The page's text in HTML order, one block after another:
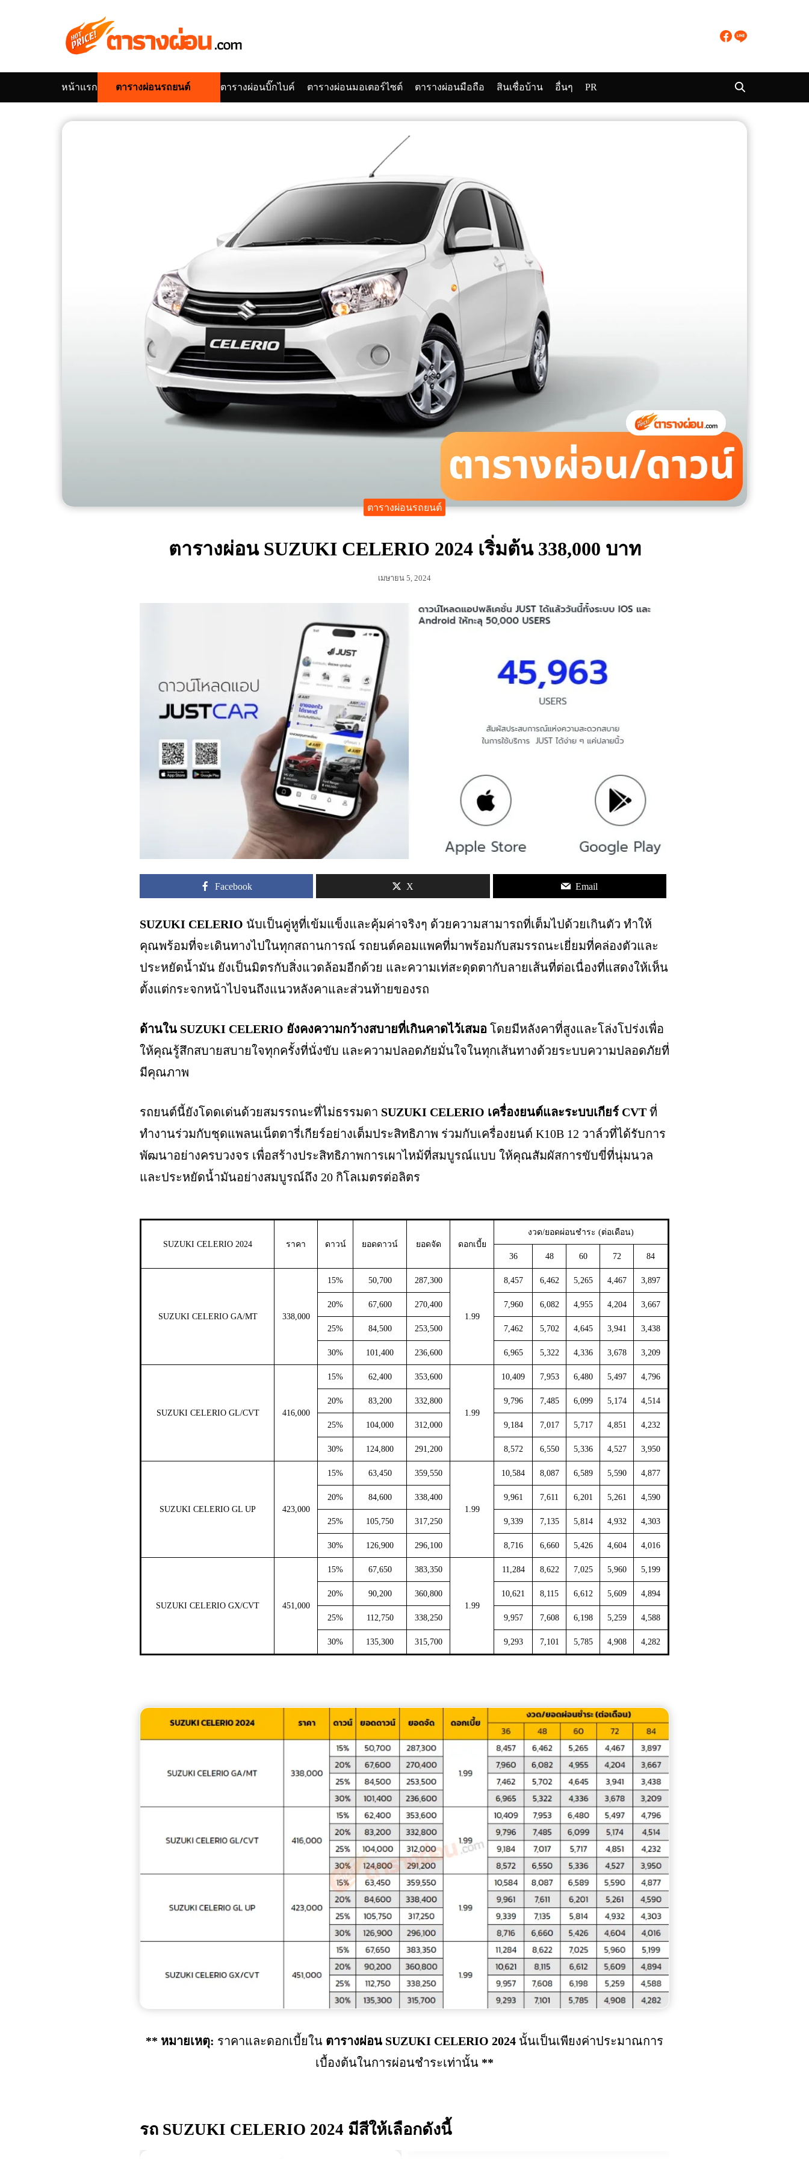
หน้าแรก ตารางผ่อนรถยนต์ ตารางผ่อนบิ๊กไบค์ ตารางผ่อนมอเตอร์ไซต์ ตารางผ่อนมือถือ สินเชื่อบ้าน อื่นๆ
PR
for:
ตารางผ่อนรถยนต์
ตารางผ่อน SUZUKI CELERIO 2024 เริ่มต้น 338,000 บาท
เมษายน 5, 2024
Facebook X Email
SUZUKI CELERIO นับเป็นคู่หูที่เข้มแข็งและคุ้มค่าจริงๆ ด้วยความสามารถที่เต็มไปด้วยเกินตัว ทำให้
คุณพร้อมที่จะเดินทางไปในทุกสถานการณ์ รถยนต์คอมแพคที่มาพร้อมกับสมรรถนะเยี่ยมที่คล่องตัวและ
ประหยัดน้ำมัน ยังเป็นมิตรกับสิ่งแวดล้อมอีกด้วย และความเท่สะดุดตากับลายเส้นที่ต่อเนื่องที่แสดงให้เห็น
ตั้งแต่กระจกหน้าไปจนถึงแนวหลังคาและส่วนท้ายของรถ
ด้านใน SUZUKI CELERIO ยังคงความกว้างสบายที่เกินคาดไว้เสมอ โดยมีหลังคาที่สูงและโล่งโปร่งเพื่อ
ให้คุณรู้สึกสบายสบายใจทุกครั้งที่นั่งขับ และความปลอดภัยมั่นใจในทุกเส้นทางด้วยระบบความปลอดภัยที่
มีคุณภาพ
รถยนต์นี้ยังโดดเด่นด้วยสมรรถนะที่ไม่ธรรมดา SUZUKI CELERIO เครื่องยนต์และระบบเกียร์ CVT ที่
ทำงานร่วมกับชุดแพลนเน็ตตารี่เกียร์อย่างเต็มประสิทธิภาพ ร่วมกับเครื่องยนต์ K10B 12 วาล์วที่ได้รับการ
พัฒนาอย่างครบวงจร เพื่อสร้างประสิทธิภาพการเผาไหม้ที่สมบูรณ์แบบ ให้คุณสัมผัสการขับขี่ที่นุ่มนวล
และประหยัดน้ำมันอย่างสมบูรณ์ถึง 20 กิโลเมตรต่อลิตร
SUZUKI CELERIO 2024 ราคา ดาวน์ ยอดดาวน์ ยอดจัด ดอกเบี้ย
งวด/ยอดผ่อนชำระ (ต่อเดือน)
36 48 60 72 84
SUZUKI CELERIO GA/MT 338,000
15% 50,700 287,300
1.99
8,457 6,462 5,265 4,467 3,897
20% 67,600 270,400 7,960 6,082 4,955 4,204 3,667
25% 84,500 253,500 7,462 5,702 4,645 3,941 3,438
30% 101,400 236,600 6,965 5,322 4,336 3,678 3,209
SUZUKI CELERIO GL/CVT 416,000
15% 62,400 353,600
1.99
10,409 7,953 6,480 5,497 4,796
20% 83,200 332,800 9,796 7,485 6,099 5,174 4,514
25% 104,000 312,000 9,184 7,017 5,717 4,851 4,232
30% 124,800 291,200 8,572 6,550 5,336 4,527 3,950
SUZUKI CELERIO GL UP 423,000
15% 63,450 359,550
1.99
10,584 8,087 6,589 5,590 4,877
20% 84,600 338,400 9,961 7,611 6,201 5,261 4,590
25% 105,750 317,250 9,339 7,135 5,814 4,932 4,303
30% 126,900 296,100 8,716 6,660 5,426 4,604 4,016
SUZUKI CELERIO GX/CVT 451,000
15% 67,650 383,350
1.99
11,284 8,622 7,025 5,960 5,199
20% 90,200 360,800 10,621 8,115 6,612 5,609 4,894
25% 112,750 338,250 9,957 7,608 6,198 5,259 4,588
30% 135,300 315,700 9,293 7,101 5,785 4,908 4,282
** หมายเหตุ: ราคาและดอกเบี้ยใน ตารางผ่อน SUZUKI CELERIO 2024 นั้นเป็นเพียงค่าประมาณการ
เบื้องต้นในการผ่อนชำระเท่านั้น **
รถ SUZUKI CELERIO 2024 มีสีให้เลือกดังนี้